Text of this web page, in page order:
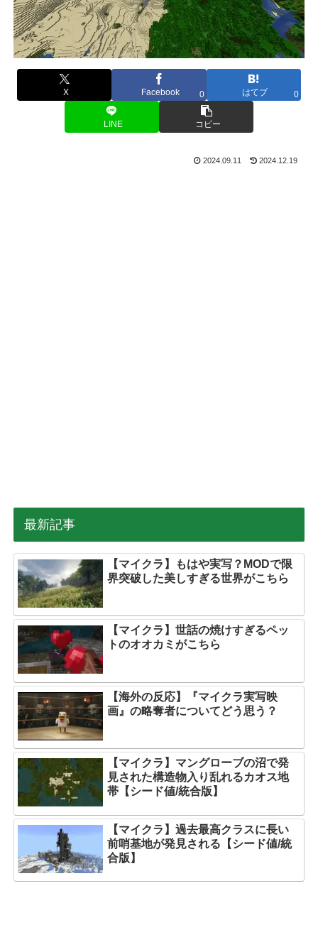
X Facebook 0 はてブ 0
LINE コピー
2024.09.11 2024.12.19
最新記事
【マイクラ】もはや実写？MODで限
界突破した美しすぎる世界がこちら
【マイクラ】世話の焼けすぎるペッ
トのオオカミがこちら
【海外の反応】『マイクラ実写映
画』の略奪者についてどう思う？
【マイクラ】マングローブの沼で発
見された構造物入り乱れるカオス地
帯【シード値/統合版】
【マイクラ】過去最高クラスに長い
前哨基地が発見される【シード値/統
合版】